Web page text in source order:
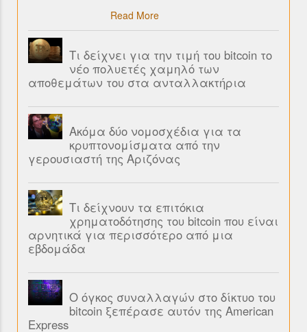
Read More
Τι δείχνει για την τιμή του bitcoin το
νέο πολυετές χαμηλό των
αποθεμάτων του στα ανταλλακτήρια
Ακόμα δύο νομοσχέδια για τα
κρυπτονομίσματα από την
γερουσιαστή της Αριζόνας
Τι δείχνουν τα επιτόκια
χρηματοδότησης του bitcoin που είναι
αρνητικά για περισσότερο από μια
εβδομάδα
Ο όγκος συναλλαγών στο δίκτυο του
bitcoin ξεπέρασε αυτόν της American
Express